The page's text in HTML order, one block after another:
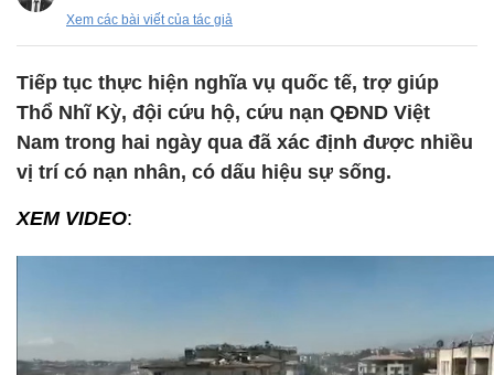
Xem các bài viết của tác giả
Tiếp tục thực hiện nghĩa vụ quốc tế, trợ giúp
Thổ Nhĩ Kỳ, đội cứu hộ, cứu nạn QĐND Việt
Nam trong hai ngày qua đã xác định được nhiều
vị trí có nạn nhân, có dấu hiệu sự sống.
XEM VIDEO: